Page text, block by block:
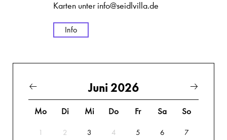
Karten unter info@seidlvilla.de
Info
Juni 2026
Mo Di Mi Do Fr Sa So
1 2 3 4 5 6 7